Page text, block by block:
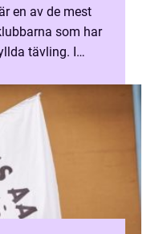
en av de mest
som har
tävling. I